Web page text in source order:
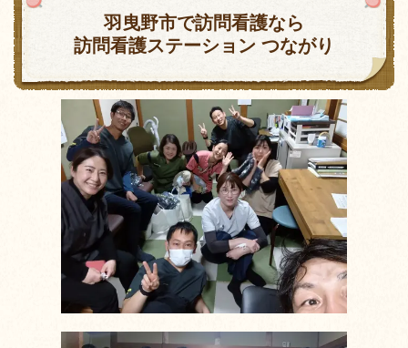
羽曳野市で訪問看護なら
訪問看護ステーション つながり